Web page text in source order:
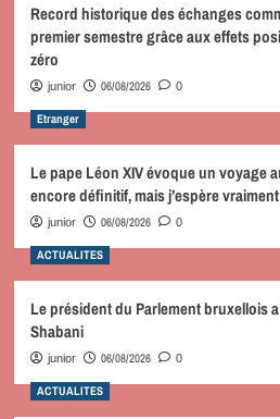
Record historique des échanges
premier semestre grâce aux effets
zéro
junior 06/08/2026 0
Etranger
Le pape Léon XIV évoque un voyage
encore définitif, mais j’espère
junior 06/08/2026 0
ACTUALITES
Le président du Parlement bruxellois
Shabani
junior 06/08/2026 0
ACTUALITES